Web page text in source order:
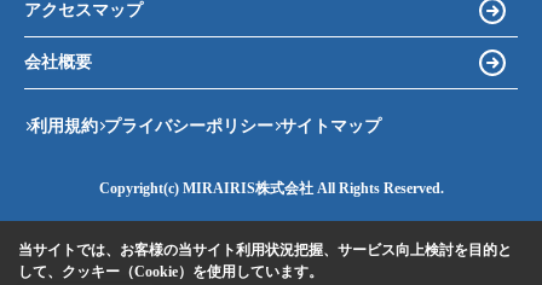
アクセスマップ
会社概要
利用規約 プライバシーポリシー サイトマップ
Copyright(c) MIRAIRIS株式会社 All Rights Reserved.
当サイトでは、お客様の当サイト利用状況把握、サービス向上検討を目的と
して、クッキー（Cookie）を使用しています。